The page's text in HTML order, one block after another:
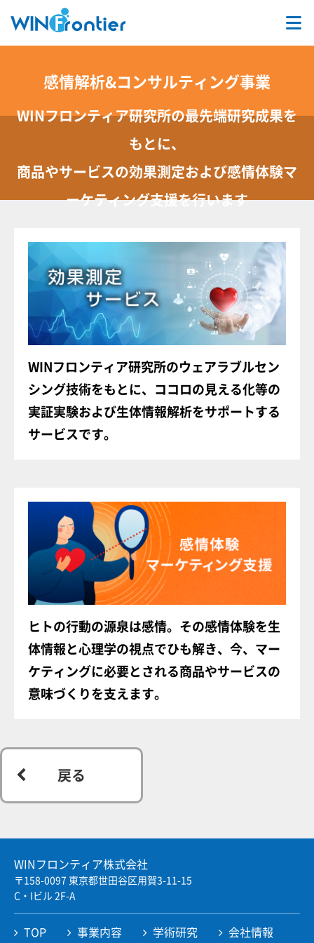
TOP
事業内容
学術研究
会社情報
お問合せ
TwitterFacebook
感情解析&コンサルティング事業
WINフロンティア研究所の最先端研究成果を
もとに、
商品やサービスの効果測定および感情体験マ
ーケティング支援を行います
WINフロンティア研究所のウェアラブルセン
シング技術をもとに、ココロの見える化等の
実証実験および生体情報解析をサポートする
サービスです。
ヒトの行動の源泉は感情。その感情体験を生
体情報と心理学の視点でひも解き、今、マー
ケティングに必要とされる商品やサービスの
意味づくりを支えます。
戻る
WINフロンティア株式会社
〒158-0097 東京都世田谷区用賀3-11-15
C・Iビル 2F-A
TOP 事業内容 学術研究 会社情報